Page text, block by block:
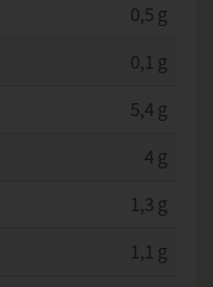
0,5 g
0,1 g
5,4 g
4 g
1,3 g
1,1 g